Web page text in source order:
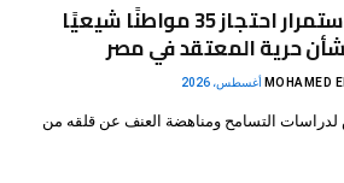
مركز أندلس: استمرار احتجاز 35 مواطنًا شيعيًا
حرية المعتقد في مصر
MOHAMED
التسامح ومناهضة العنف عن قلقه من